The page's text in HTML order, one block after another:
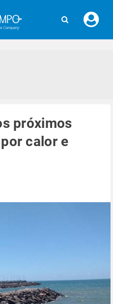
seu
próximos
calor e